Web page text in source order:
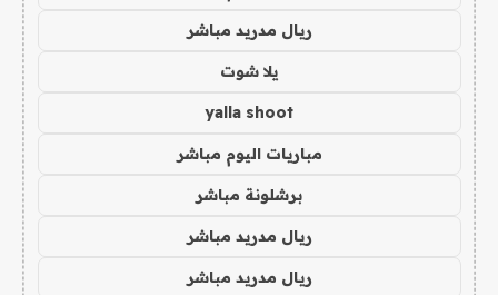
ريال مدريد مباشر
يلا شوت
yalla shoot
مباريات اليوم مباشر
برشلونة مباشر
ريال مدريد مباشر
ريال مدريد مباشر